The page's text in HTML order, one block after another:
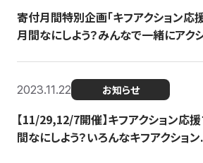
寄付月間特別企画「キフアクション応
月間なにしよう？みんなで一緒にアク
2023.11.22 お知らせ
【11/29,12/7開催】キフアクション応
間なにしよう？いろんなキフアクショ